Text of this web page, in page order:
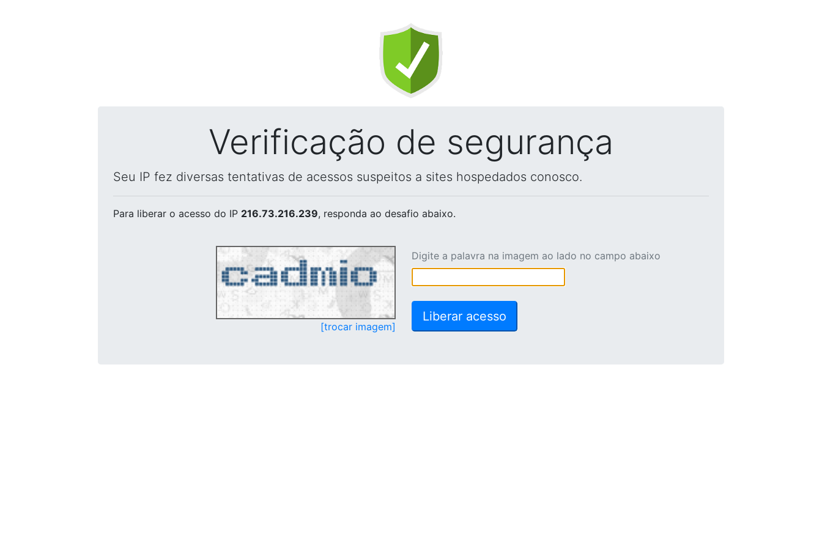
Verificação de segurança
Seu IP fez diversas tentativas de acessos suspeitos a sites hospedados conosco.
Para liberar o acesso do IP 216.73.216.239, responda ao desafio abaixo.
[trocar imagem]
Digite a palavra na imagem ao lado no campo abaixo